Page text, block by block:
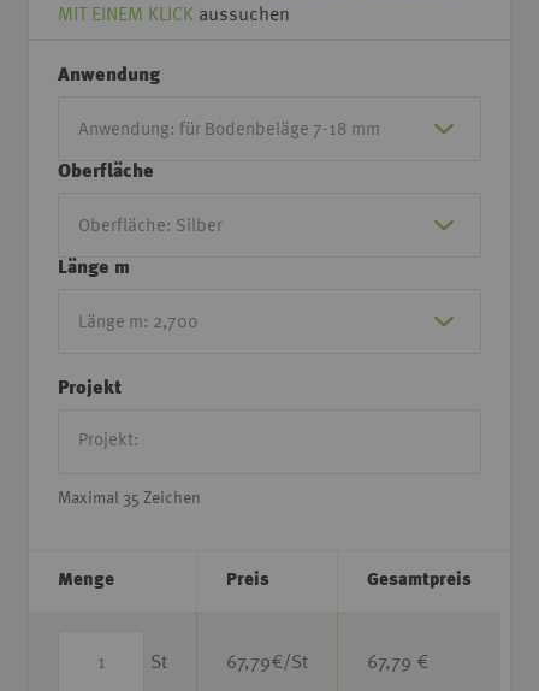
MIT EINEM KLICK aussuchen
Anwendung
Oberfläche
Länge m
Projekt
Maximal 35 Zeichen
Menge
St
Preis
67,79€/St
Gesamtpreis
67,79 €